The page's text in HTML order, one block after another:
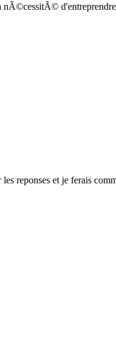
d'entreprendre
reponses et je ferais